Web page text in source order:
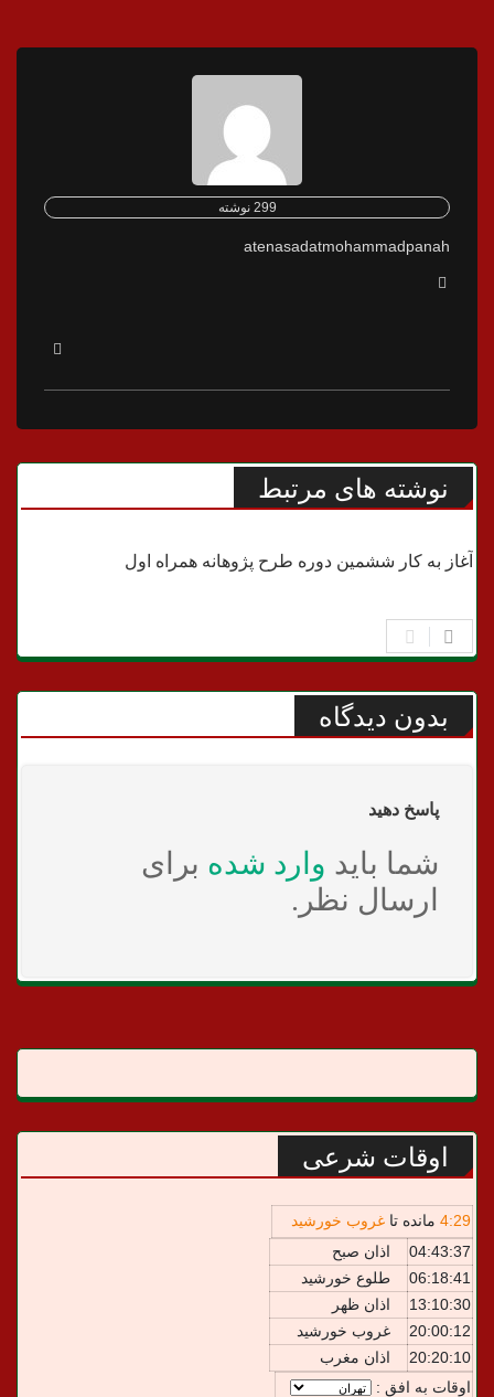
299 نوشته
atenasadatmohammadpanah
نوشته های مرتبط
فناوری
آغاز به کار ششمین دوره طرح پژوهانه همراه اول
بدون دیدگاه
پاسخ دهید
شما باید وارد شده برای
ارسال نظر.
اوقات شرعی
4:29 مانده تا غروب خورشید
04:43:37
اذان صبح
06:18:41
طلوع خورشید
13:10:30
اذان ظهر
20:00:12
غروب خورشید
20:20:10
اذان مغرب
اوقات به افق :